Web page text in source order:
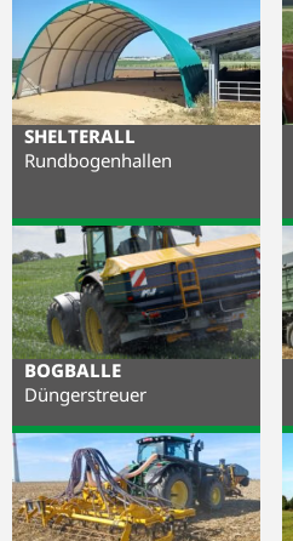
SHELTERALL
Rundbogenhallen
BOGBALLE
Düngerstreuer